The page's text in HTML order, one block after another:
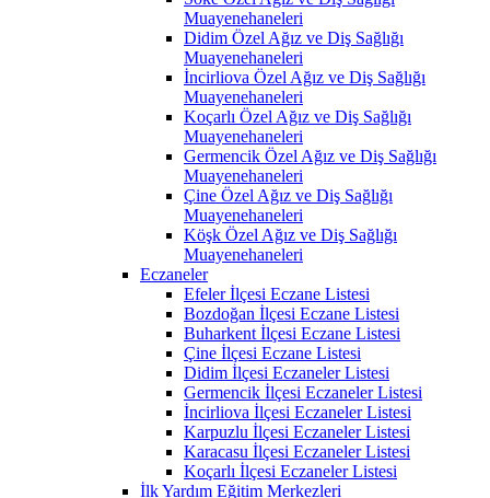
Muayenehaneleri
Didim Özel Ağız ve Diş Sağlığı
Muayenehaneleri
İncirliova Özel Ağız ve Diş Sağlığı
Muayenehaneleri
Koçarlı Özel Ağız ve Diş Sağlığı
Muayenehaneleri
Germencik Özel Ağız ve Diş Sağlığı
Muayenehaneleri
Çine Özel Ağız ve Diş Sağlığı
Muayenehaneleri
Köşk Özel Ağız ve Diş Sağlığı
Muayenehaneleri
Eczaneler
Efeler İlçesi Eczane Listesi
Bozdoğan İlçesi Eczane Listesi
Buharkent İlçesi Eczane Listesi
Çine İlçesi Eczane Listesi
Didim İlçesi Eczaneler Listesi
Germencik İlçesi Eczaneler Listesi
İncirliova İlçesi Eczaneler Listesi
Karpuzlu İlçesi Eczaneler Listesi
Karacasu İlçesi Eczaneler Listesi
Koçarlı İlçesi Eczaneler Listesi
İlk Yardım Eğitim Merkezleri